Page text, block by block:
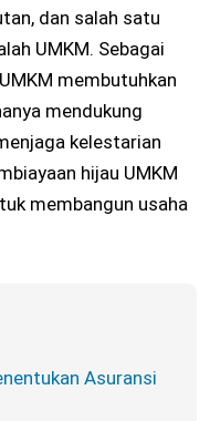
dan salah satu
UMKM. Sebagai
membutuhkan
mendukung
kelestarian
hijau UMKM
membangun usaha
Asuransi